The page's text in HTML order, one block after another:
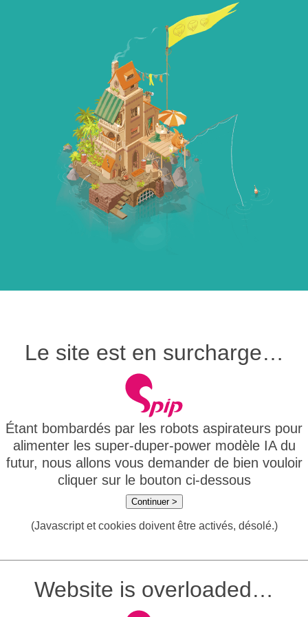
Le site est en surcharge…
Étant bombardés par les robots aspirateurs pour
alimenter les super-duper-power modèle IA du
futur, nous allons vous demander de bien vouloir
cliquer sur le bouton ci-dessous
Continuer >
(Javascript et cookies doivent être activés, désolé.)
Website is overloaded…